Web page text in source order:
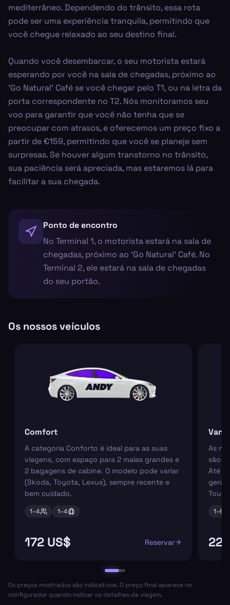
mediterrâneo. Dependendo do trânsito, essa rota
pode ser uma experiência tranquila, permitindo que
você chegue relaxado ao seu destino final.
Quando você desembarcar, o seu motorista estará
esperando por você na sala de chegadas, próximo ao
'Go Natural' Café se você chegar pelo T1, ou na letra da
porta correspondente no T2. Nós monitoramos seu
voo para garantir que você não tenha que se
preocupar com atrasos, e oferecemos um preço fixo a
partir de €159, permitindo que você se planeje sem
surpresas. Se houver algum transtorno no trânsito,
sua paciência será apreciada, mas estaremos lá para
facilitar a sua chegada.
Ponto de encontro
No Terminal 1, o motorista estará na sala de
chegadas, próximo ao 'Go Natural' Café. No
Terminal 2, ele estará na sala de chegadas
do seu portão.
Os nossos veículos
Comfort
A categoria Conforto é ideal para as suas
viagens, com espaço para 2 malas grandes e
2 bagagens de cabine. O modelo pode variar
(Skoda, Toyota, Lexus), sempre recente e
bem cuidado.
1–4 1–4
172 US$ Reservar
Van
As
são
Até 6
1–6
Os preços mostrados são indicativos. O preço final aparece no
configurador quando indicar os detalhes da viagem.